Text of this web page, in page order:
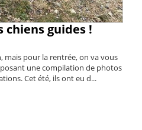
chiens guides !
mais pour la rentrée, on va vous
une compilation de photos
Cet été, ils ont eu d...